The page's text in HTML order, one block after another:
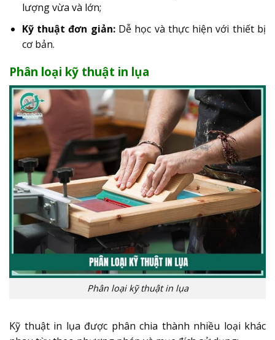
lượng vừa và lớn;
Kỹ thuật đơn giản:Dễ học và thực hiện với thiết bị
cơ bản.
Phân loại kỹ thuật in lụa
Phân loại kỹ thuật in lụa
Kỹ thuật in lụa được phân chia thành nhiều loại khác